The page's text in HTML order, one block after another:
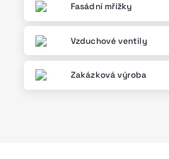
Fasádní mřížky
Vzduchové ventily
Zakázková výroba